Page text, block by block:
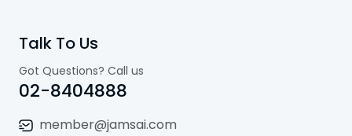
Talk To Us
Got Questions? Call us
02-8404888
member@jamsai.com